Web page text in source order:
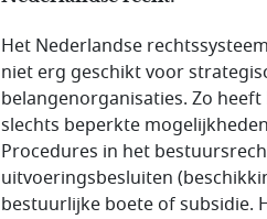
Het Nederlandse
niet erg geschikt voor
belangenorganisaties. Zo
slechts beperkte
Procedures in het
uitvoeringsbesluiten
bestuurlijke boete of subsidie.